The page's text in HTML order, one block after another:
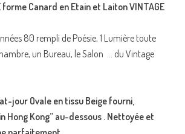
forme Canard en Etain et Laiton VINTAGE
80 rempli de Poésie, 1 Lumière toute
un Bureau, le Salon … du Vintage
jour Ovale en tissu Beige fourni,
Hong Kong” au-dessous . Nettoyée et